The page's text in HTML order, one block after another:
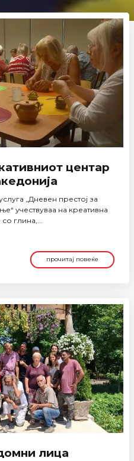
центар
„Дневен престој за
учествуваа на креативна
глина,...
прочитај повеќе
лица